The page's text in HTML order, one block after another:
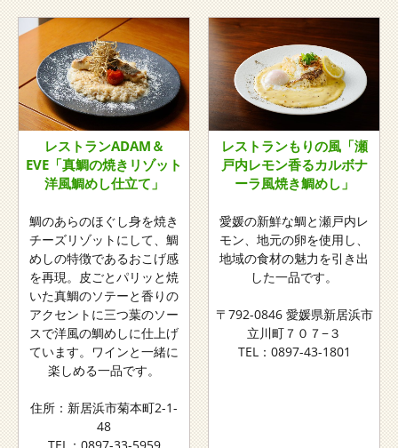
レストランADAM＆
EVE「真鯛の焼きリゾット
洋風鯛めし仕立て」
鯛のあらのほぐし身を焼き
チーズリゾットにして、鯛
めしの特徴であるおこげ感
を再現。皮ごとパリッと焼
いた真鯛のソテーと香りの
アクセントに三つ葉のソー
スで洋風の鯛めしに仕上げ
ています。ワインと一緒に
楽しめる一品です。
住所：新居浜市菊本町2-1-
48
レストランもりの風「瀬
戸内レモン香るカルボナ
ーラ風焼き鯛めし」
愛媛の新鮮な鯛と瀬戸内レ
モン、地元の卵を使用し、
地域の食材の魅力を引き出
した一品です。
〒792-0846 愛媛県新居浜市
立川町７０７−３
TEL：0897-43-1801